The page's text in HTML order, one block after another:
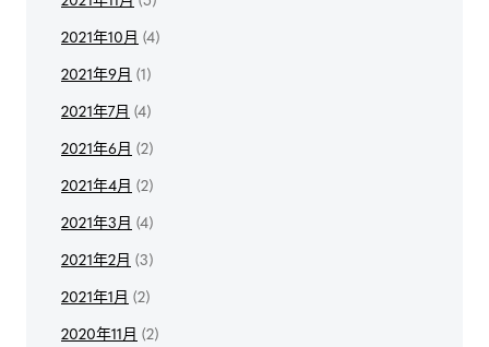
2021年10月 (4)
2021年9月 (1)
2021年7月 (4)
2021年6月 (2)
2021年4月 (2)
2021年3月 (4)
2021年2月 (3)
2021年1月 (2)
2020年11月 (2)